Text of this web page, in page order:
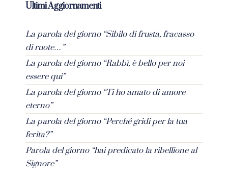
Ultimi Aggiornamenti
La parola del giorno “Sibilo di frusta, fracasso
di ruote…”
La parola del giorno “Rabbì, è bello per noi
essere qui”
La parola del giorno “Ti ho amato di amore
eterno”
La parola del giorno “Perché gridi per la tua
ferita?”
Parola del giorno “hai predicato la ribellione al
Signore”